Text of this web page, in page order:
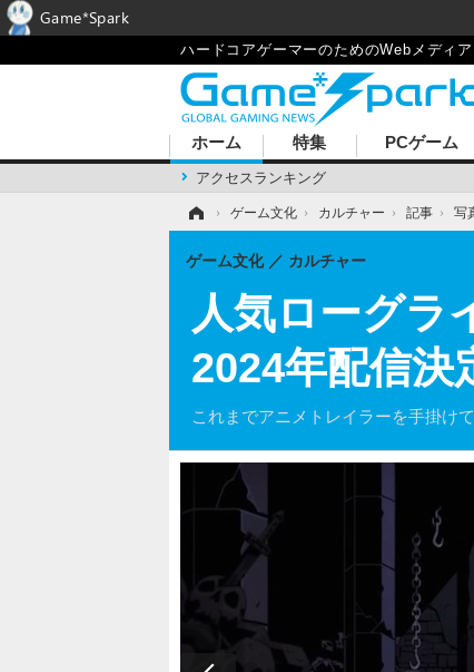
ハードコアゲーマーのためのWebメディア
ホーム
アクセスランキング
特集 PCゲーム
› ゲーム文化 › カルチャー › 記事 › 写
人気ローグラ
2024年配信決
これまでアニメトレイラーを手掛け
ゲーム文化 カルチャー
Game*Spark